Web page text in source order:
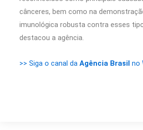
cânceres, bem como na
imunológica robusta contra esses
destacou a agência.
>> Siga o canal da Agência Brasil no